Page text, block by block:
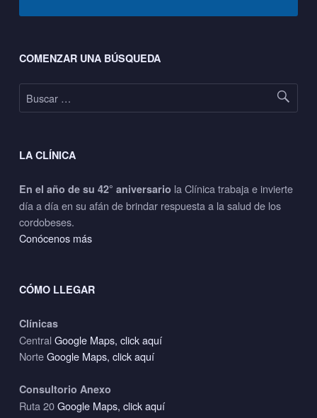
COMENZAR UNA BÚSQUEDA
Buscar:
LA CLÍNICA
En el año de su 42° aniversario la Clínica trabaja e invierte
día a día en su afán de brindar respuesta a la salud de los
cordobeses.
Conócenos más
CÓMO LLEGAR
Clínicas
CentralGoogle Maps, click aquí
NorteGoogle Maps, click aquí
Consultorio Anexo
Ruta 20Google Maps, click aquí